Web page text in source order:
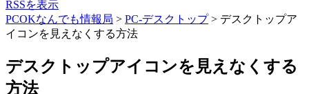
RSSを表示
PCOKなんでも情報局 > PC-デスクトップ> デスクトップア
イコンを見えなくする方法
デスクトップアイコンを見えなくする
方法